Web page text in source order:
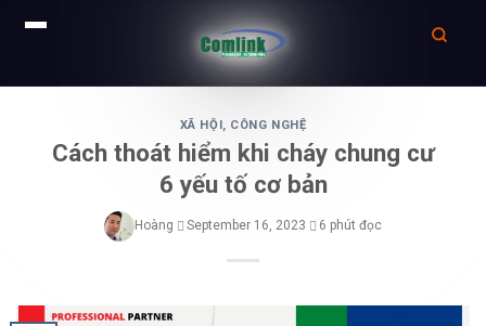
content
XÃ HỘI, CÔNG NGHỆ
Cách thoát hiểm khi cháy chung cư
6 yếu tố cơ bản
Hoàng September 16, 2023 6 phút đọc